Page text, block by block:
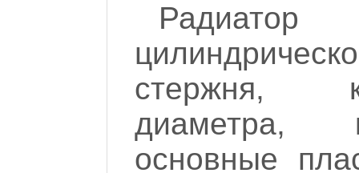
стержня,
диаметра,
основные